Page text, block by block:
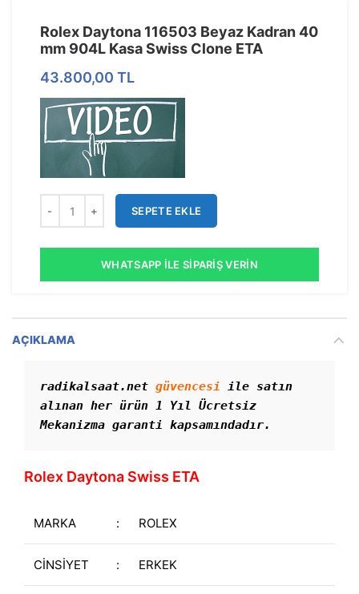
Rolex Daytona 116503 Beyaz Kadran 40
mm 904L Kasa Swiss Clone ETA
43.800,00 TL
SEPETE EKLE
WHATSAPP İLE SIPARIŞ VERIN
AÇIKLAMA
radikalsaat.net güvencesi ile satın
alınan her ürün 1 Yıl Ücretsiz
Mekanizma garanti kapsamındadır.
Rolex Daytona Swiss ETA
MARKA : ROLEX
CİNSİYET : ERKEK